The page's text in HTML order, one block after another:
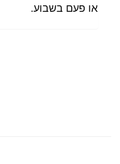
או פעם בשבוע.